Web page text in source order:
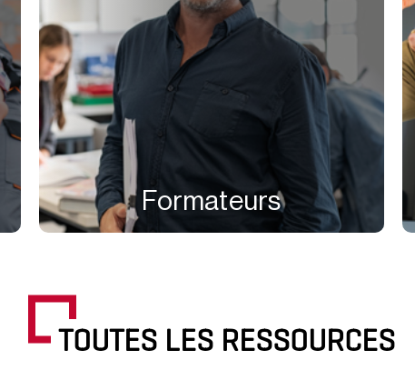
Formateurs
TOUTES LES RESSOURCES